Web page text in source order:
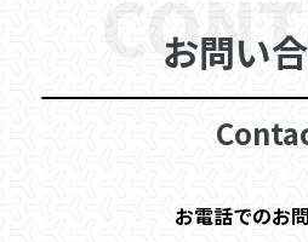
お問い
お電話でのお